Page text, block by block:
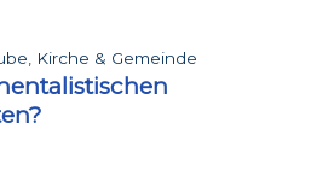
Kirche & Gemeinde